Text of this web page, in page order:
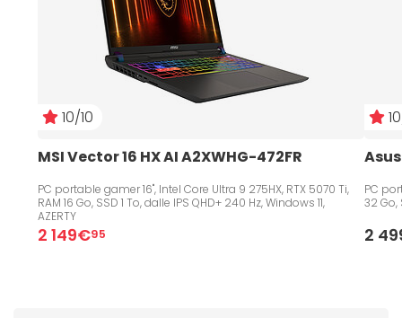
10/10
MSI Vector 16 HX AI A2XWHG-472FR
PC portable gamer 16", Intel Core Ultra 9 275HX, RTX 5070 Ti,
RAM 16 Go, SSD 1 To, dalle IPS QHD+ 240 Hz, Windows 11,
AZERTY
2 149€95
PC
32 Go,
2